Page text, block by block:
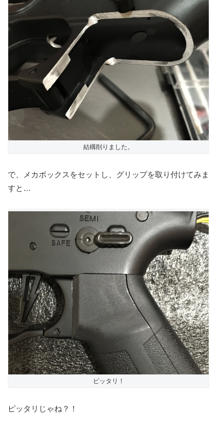
結構削りました。
で、メカボックスをセットし、グリップを取り付けてみま
すと…
ピッタリ！
ピッタリじゃね？！